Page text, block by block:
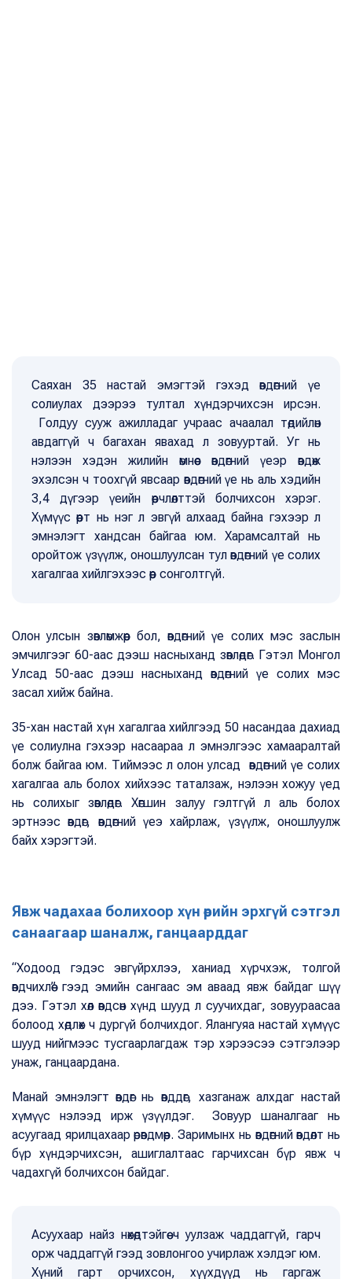
Саяхан 35 настай эмэгтэй гэхэд өвдөгний үе
солиулах дээрээ тултал хүндэрчихсэн ирсэн.
Голдуу сууж ажилладаг учраас ачаалал төдийлөн
авдаггүй ч багахан явахад л зовууртай. Уг нь
нэлээн хэдэн жилийн өмнөөс өвдөгний үеэр өвдөж
эхэлсэн ч тоохгүй явсаар өвдөгний үе нь аль хэдийн
3,4 дүгээр үеийн өөрчлөлттэй болчихсон хэрэг.
Хүмүүс өөрт нь нэг л эвгүй алхаад байна гэхээр л
эмнэлэгт хандсан байгаа юм. Харамсалтай нь
оройтож үзүүлж, оношлуулсан тул өвдөгний үе солих
хагалгаа хийлгэхээс өөр сонголтгүй.
Олон улсын зөвлөмжөөр бол, өвдөгний үе солих мэс заслын
эмчилгээг 60-аас дээш насныханд зөвлөдөг. Гэтэл Монгол
Улсад 50-аас дээш насныханд өвдөгний үе солих мэс
засал хийж байна.
35-хан настай хүн хагалгаа хийлгээд 50 насандаа дахиад
үе солиулна гэхээр насаараа л эмнэлгээс хамааралтай
болж байгаа юм. Тиймээс л олон улсад өвдөгний үе солих
хагалгаа аль болох хийхээс таталзаж, нэлээн хожуу үед
нь солихыг зөвлөдөг. Хөгшин залуу гэлтгүй л аль болох
эртнээс өвдөг, өвдөгний үеэ хайрлаж, үзүүлж, оношлуулж
байх хэрэгтэй.
Явж чадахаа болихоор хүн өөрийн эрхгүй сэтгэл
санаагаар шаналж, ганцаарддаг
“Ходоод гэдэс эвгүйрхлээ, ханиад хүрчхэж, толгой
өвдчихлөө” гээд эмийн сангаас эм аваад явж байдаг шүү
дээ. Гэтэл хөл өвдсөн хүнд шууд л суучихдаг, зовуураасаа
болоод хөдлөх ч дургүй болчихдог. Ялангуяа настай хүмүүс
шууд нийгмээс тусгаарлагдаж тэр хэрээсээ сэтгэлээр
унаж, ганцаардана.
Манай эмнэлэгт өвдөг нь өвддөг, хазганаж алхдаг настай
хүмүүс нэлээд ирж үзүүлдэг. Зовуур шаналгааг нь
асуугаад ярилцахаар өрөвдмөөр. Заримынх нь өвдөгний өвдөлт нь
бүр хүндэрчихсэн, ашиглалтаас гарчихсан бүр явж ч
чадахгүй болчихсон байдаг.
Асуухаар найз нөхөдтэйгөө ч уулзаж чаддаггүй, гарч
орж чаддаггүй гээд зовлонгоо учирлаж хэлдэг юм.
Хүний гарт орчихсон, хүүхдүүд нь гаргаж